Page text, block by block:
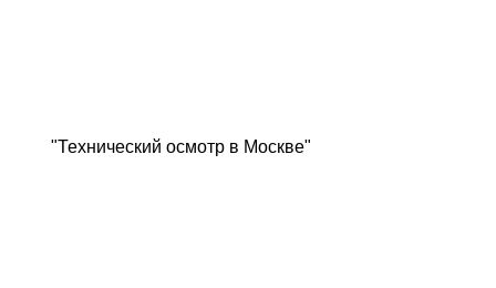
"Технический осмотр в Москве"